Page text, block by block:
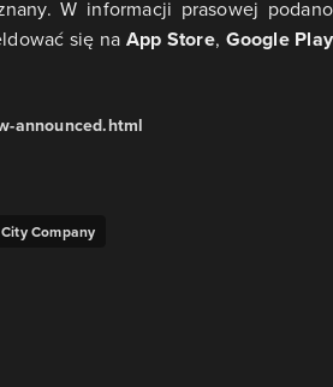
W informacji prasowej podano
się na App Store, Google Play
announced.html
Company